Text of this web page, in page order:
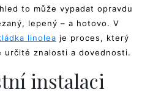
to může vypadat opravdu
lepený – a hotovo. V
linolea je proces, který
určité znalosti a dovednosti.
instalaci